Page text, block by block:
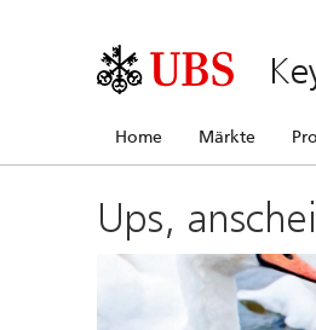
Home Märkte
Ups,